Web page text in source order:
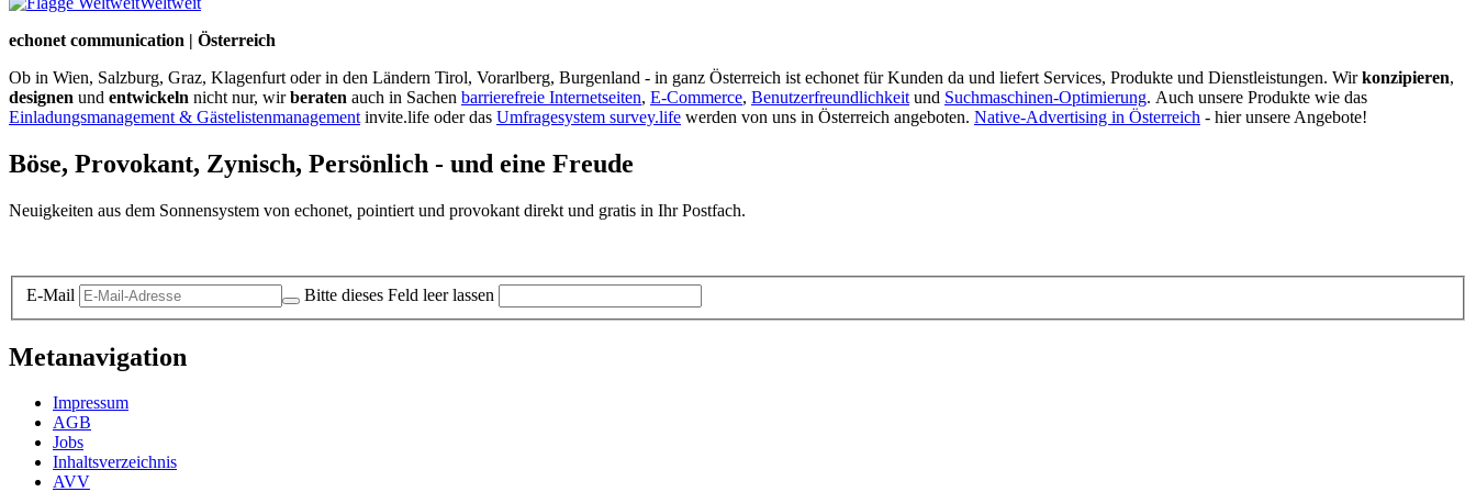
echonet communication | Österreich
Ob in Wien, Salzburg, Graz, Klagenfurt oder in den Ländern Tirol, Vorarlberg, Burgenland - in ganz Österreich ist echonet für Kunden da und liefert Services, Produkte und Dienstleistungen. Wirkonzipieren,
designen und entwickeln nicht nur, wirberaten auch in Sachen barrierefreie Internetseiten, E-Commerce, Benutzerfreundlichkeit und Suchmaschinen-Optimierung. Auch unsere Produkte wie das
Einladungsmanagement & Gästelistenmanagement invite.life oder das Umfragesystem survey.life werden von uns in Österreich angeboten. Native-Advertising in Österreich - hier unsere Angebote!
Böse, Provokant, Zynisch, Persönlich - und eine Freude
Neuigkeiten aus dem Sonnensystem von echonet, pointiert und provokant direkt und gratis in Ihr Postfach.
E-Mail Bitte dieses Feld leer lassen
Metanavigation
Impressum
AGB
Jobs
Inhaltsverzeichnis
AVV